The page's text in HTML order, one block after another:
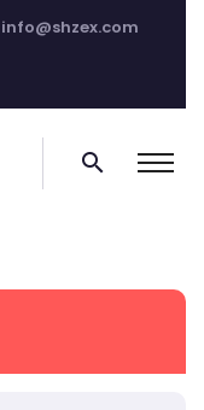
info@shzex.com
search